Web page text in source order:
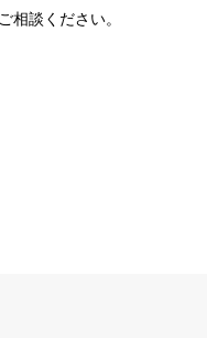
相談ください。